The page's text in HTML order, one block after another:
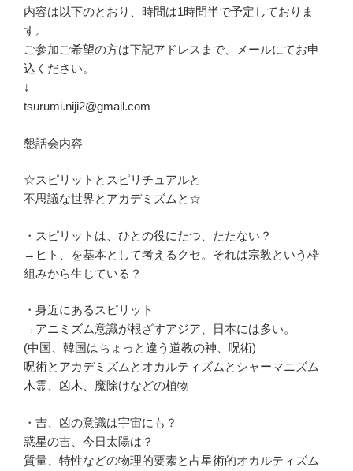
内容は以下のとおり、時間は1時間半で予定しておりま
す。
ご参加ご希望の方は下記アドレスまで、メールにてお申
込ください。
↓
tsurumi.niji2@gmail.com
懇話会内容
☆スピリットとスピリチュアルと
不思議な世界とアカデミズムと☆
・スピリットは、ひとの役にたつ、たたない？
→ヒト、を基本として考えるクセ。それは宗教という枠
組みから生じている？
・身近にあるスピリット
→アニミズム意識が根ざすアジア、日本には多い。
(中国、韓国はちょっと違う道教の神、呪術)
呪術とアカデミズムとオカルティズムとシャーマニズム
木霊、凶木、魔除けなどの植物
・吉、凶の意識は宇宙にも？
惑星の吉、今日太陽は？
質量、特性などの物理的要素と占星術的オカルティズム